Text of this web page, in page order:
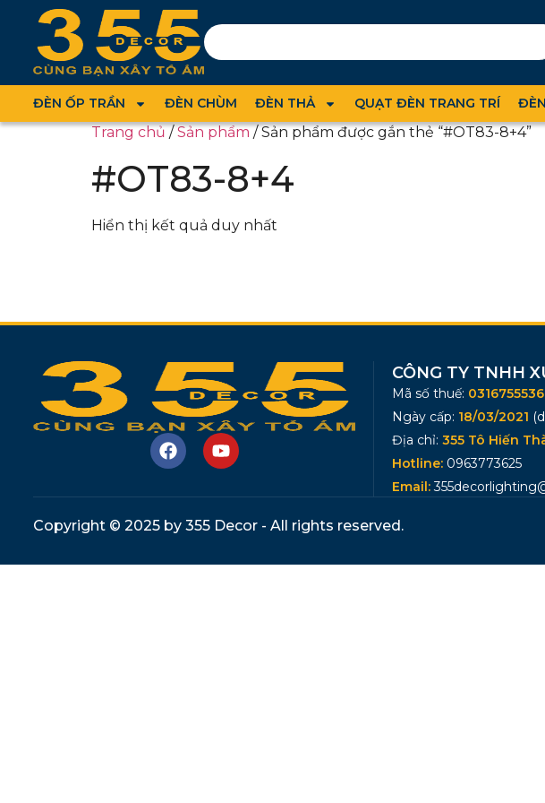
Giới
ĐÈN ỐP TRẦN ĐÈN CHÙM ĐÈN THẢ QUẠT ĐÈN TRANG TRÍ
Trang chủ/Sản phẩm/ Sản phẩm được gắn thẻ “#OT83-8+4”
#OT83-8+4
Hiển thị kết quả duy nhất
CÔNG TY TNHH
Mã số thuế: 0316755536
Ngày cấp: 18/03/2021
Địa chỉ: 355 Tô Hiến
Hotline: 0963773625
Email:
Copyright © 2025 by 355 Decor - All rights reserved.